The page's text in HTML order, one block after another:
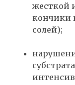
жесткой
кончики
солей);